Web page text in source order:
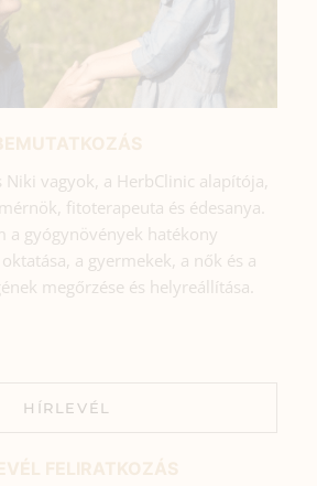
Niki vagyok, a HerbClinic alapítója,
fitoterapeuta és édesanya.
a gyógynövények hatékony
a gyermekek, a nők és a
megőrzése és helyreállítása.
HÍRLEVÉL